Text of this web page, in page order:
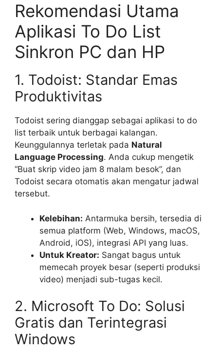
Rekomendasi Utama
Aplikasi To Do List
Sinkron PC dan HP
1. Todoist: Standar Emas
Produktivitas
Todoist sering dianggap sebagai aplikasi to do
list terbaik untuk berbagai kalangan.
Keunggulannya terletak pada Natural
Language Processing. Anda cukup mengetik
“Buat skrip video jam 8 malam besok”, dan
Todoist secara otomatis akan mengatur jadwal
tersebut.
Kelebihan: Antarmuka bersih, tersedia di
semua platform (Web, Windows, macOS,
Android, iOS), integrasi API yang luas.
Untuk Kreator: Sangat bagus untuk
memecah proyek besar (seperti produksi
video) menjadi sub-tugas kecil.
2. Microsoft To Do: Solusi
Gratis dan Terintegrasi
Windows